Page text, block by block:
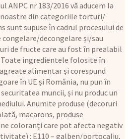
nr 183/2016 vă aducem la
din categoriile torturi/
supuse în cadrul procesului de
decongelare și/sau
de fructe care au fost în prealabil
ingredientele folosite în
alimentar și corespund
în UE și România, nu pun în
muncii, și nu produc un
Anumite produse (decoruri
macarons, produse
coloranți care pot afecta negativ
: E110 – galben/portocaliu,